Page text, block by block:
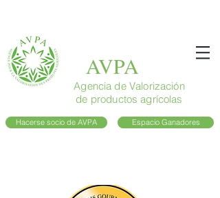
AVPA
Agencia de Valorización
de productos agrícolas
Hacerse socio de AVPA Espacio Ganadores